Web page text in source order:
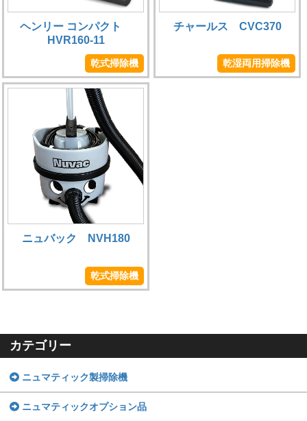
ヘンリー コンパクト
HVR160-11
乾式掃除機
チャールス CVC370
乾湿両用掃除機
ニュバック NVH180
乾式掃除機
カテゴリー
ニュマティック製掃除機
ニュマティックオプション品